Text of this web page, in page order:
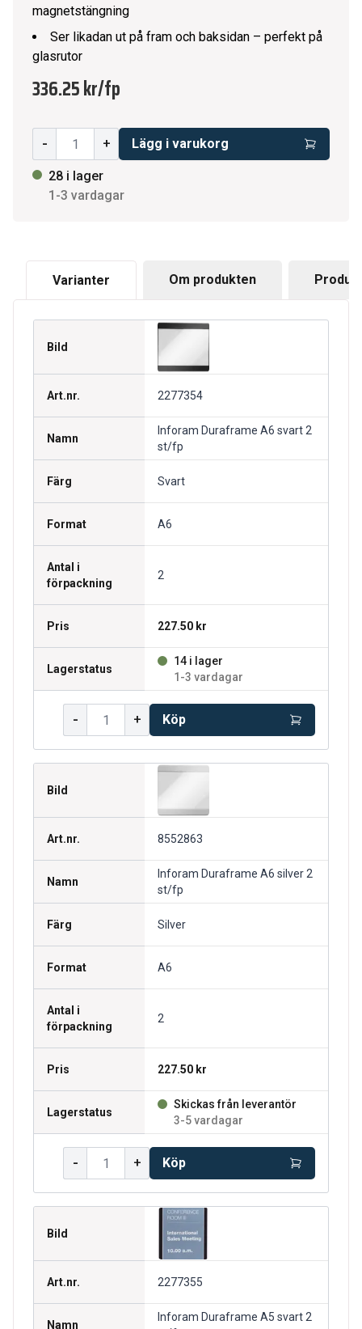
magnetstängning
Ser likadan ut på fram och baksidan – perfekt på
glasrutor
336.25 kr/fp
- + Lägg i varukorg
28 i lager
1-3 vardagar
Varianter Om produkten
Bild
Art.nr. 2277354
Namn
Inforam Duraframe A6 svart 2
st/fp
Färg Svart
Format A6
Antal i
förpackning
2
Pris 227.50 kr
Lagerstatus
14 i lager
1-3 vardagar
- + Köp
Bild
Art.nr. 8552863
Namn
Inforam Duraframe A6 silver 2
st/fp
Färg Silver
Format A6
Antal i
förpackning
2
Pris 227.50 kr
Lagerstatus
Skickas från leverantör
3-5 vardagar
- + Köp
Bild
Art.nr. 2277355
Namn
Inforam Duraframe A5 svart 2